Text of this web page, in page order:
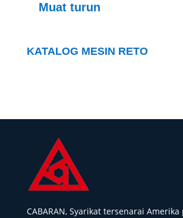
Muat turun
KATALOG MESIN RETO
CABARAN, Syarikat tersenarai